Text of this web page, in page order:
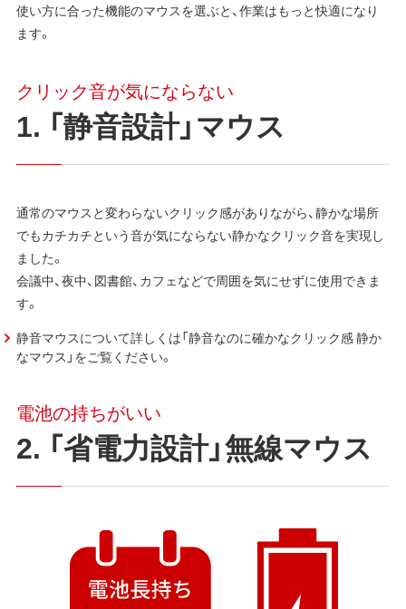
使い方に合った機能のマウスを選ぶと、作業はもっと快適になり
ます。
クリック音が気にならない
1. 「静音設計」マウス
通常のマウスと変わらないクリック感がありながら、静かな場所
でもカチカチという音が気にならない静かなクリック音を実現し
ました。
会議中、夜中、図書館、カフェなどで周囲を気にせずに使用できま
す。
静音マウスについて詳しくは「静音なのに確かなクリック感 静か
なマウス」をご覧ください。
電池の持ちがいい
2. 「省電力設計」無線マウス